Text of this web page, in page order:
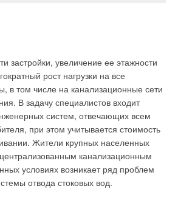
застройки, увеличение ее этажности
рост нагрузки на все
в том числе на канализационные сети
В задачу специалистов входит
систем, отвечающих всем
при этом учитывается стоимость
Жители крупных населенных
канализационным
условиях возникает ряд проблем
отвода стоковых вод.
а одна на западе страны)
мощностью 3077 МВт, годовая
атомными станциями составляет
генерации электрической
Система ЦТ на базе АЭС «Безнау».
расположена в южной части
острова на реке Аарэ (Aare) в 35
Цюриха. Первый энергоблок
запущен в работу еще в 1969 году,
года был введен в эксплуатацию второй
наиболее выгодна для России. При
износ основного оборудования
по разным оценкам
аварийном состоянии находятся 25–
плохого состояния
низкий уровень изготовления
теплотрасс, отсутствие
и финансирования,
сетей, которая ведет к